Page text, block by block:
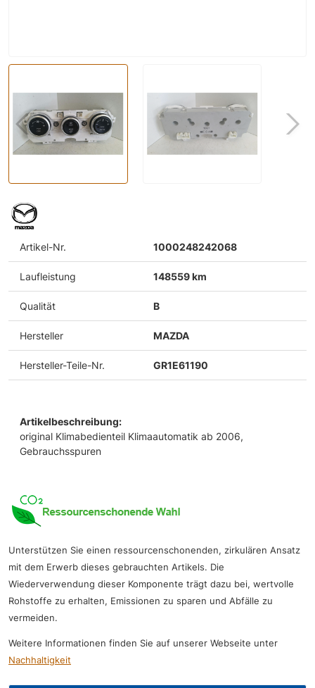
Artikel-Nr. 1000248242068
Laufleistung 148559 km
Qualität B
Hersteller MAZDA
Hersteller-Teile-Nr. GR1E61190
Artikelbeschreibung:
original Klimabedienteil Klimaautomatik ab 2006,
Gebrauchsspuren
Unterstützen Sie einen ressourcenschonenden, zirkulären Ansatz
mit dem Erwerb dieses gebrauchten Artikels. Die
Wiederverwendung dieser Komponente trägt dazu bei, wertvolle
Rohstoffe zu erhalten, Emissionen zu sparen und Abfälle zu
vermeiden.
Weitere Informationen finden Sie auf unserer Webseite unter
Nachhaltigkeit